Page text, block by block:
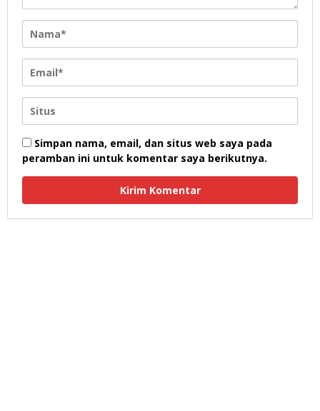
Simpan nama, email, dan situs web saya pada
peramban ini untuk komentar saya berikutnya.